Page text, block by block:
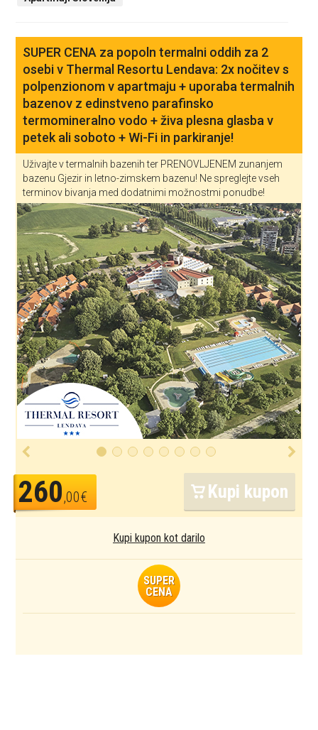
SUPER CENA za popoln termalni oddih za 2
osebi v Thermal Resortu Lendava: 2x nočitev s
polpenzionom v apartmaju + uporaba termalnih
bazenov z edinstveno parafinsko
termomineralno vodo + živa plesna glasba v
petek ali soboto + Wi-Fi in parkiranje!
Uživajte v termalnih bazenih ter PRENOVLJENEM zunanjem
bazenu Gjezir in letno-zimskem bazenu! Ne spreglejte vseh
terminov bivanja med dodatnimi možnostmi ponudbe!
260,00€ Kupi kupon
Kupi kupon kot darilo
SUPER
CENA